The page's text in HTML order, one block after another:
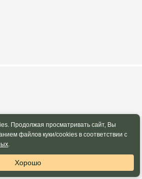
Продолжая просматривать сайт, Вы
файлов куки/cookies в соответствии с
.
Хорошо